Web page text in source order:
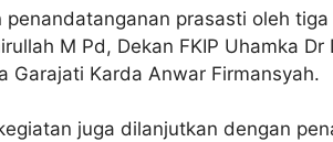
prasasti oleh
M Pd, Dekan FKIP Uhamka Dr
Garajati Karda Anwar Firmansyah.
juga dilanjutkan dengan